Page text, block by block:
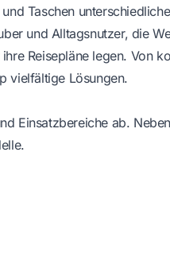
Taschen
und Alltagsnutzer, die
Reisepläne legen. Von
vielfältige Lösungen.
Einsatzbereiche ab.